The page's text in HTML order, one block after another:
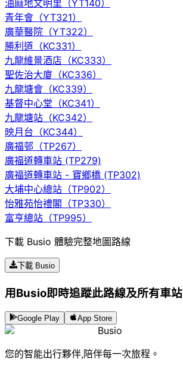
油麻地文明里（YT140）
青年會（YT321）
廣華醫院（YT322）
勝利道（KC331）
九龍維景酒店（KC333）
聖佐治大廈（KC336）
九龍塘會（KC339）
基督中心堂（KC341）
九龍塘站（KC342）
映月台（KC344）
廣福邨（TP267）
廣福道轉車站 (TP279)
廣福道轉車站 - 寶鄉橋 (TP302)
大埔中心總站（TP902）
怡雅苑怡禮閣（TP330）
富亨總站（TP995）
下載 Busio 體驗完整地圖路線
下載 Busio
用Busio即時追蹤此路線及所有車站
Google Play App Store
Busio
您的智能出行夥伴,陪伴每一次旅程。